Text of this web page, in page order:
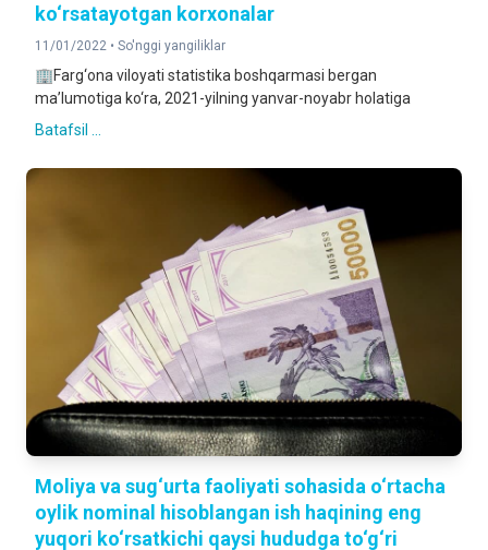
ko‘rsatayotgan korxonalar
11/01/2022 • So'nggi yangiliklar
🏢Farg‘ona viloyati statistika boshqarmasi bergan
ma’lumotiga ko‘ra, 2021-yilning yanvar-noyabr holatiga
Batafsil ...
Moliya va sug‘urta faoliyati sohasida o‘rtacha
oylik nominal hisoblangan ish haqining eng
yuqori ko‘rsatkichi qaysi hududga to‘g‘ri